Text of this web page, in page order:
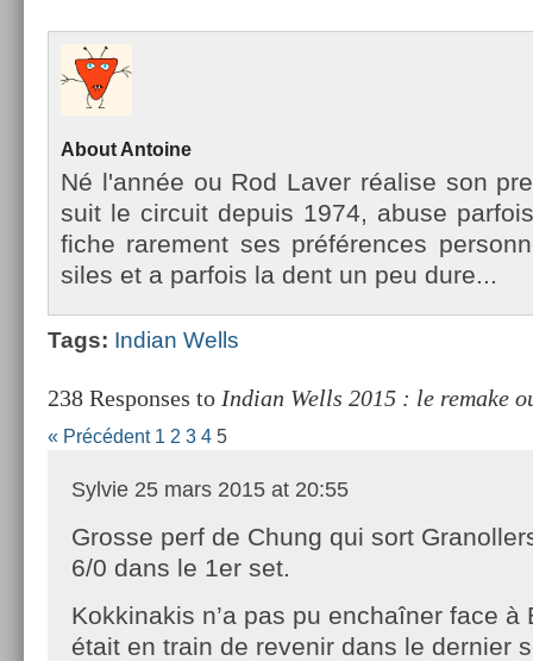
About An­toine
Né l'année ou Rod Laver réalise son
suit le cir­cuit de­puis 1974, abuse
fiche rare­ment ses préfér­ences
siles et a par­fois la dent un peu dure...
Tags: In­dian Wells
238 Responses to Indian Wells 2015 : le remake
« Précédent 1 2 3 4 5
Sylvie 25 mars 2015 at 20:55
Grosse perf de Chung qui sort
6/0 dans le 1er set.
Kokkinakis n’a pas pu enchaîner face à
était en train de revenir dans le dernier